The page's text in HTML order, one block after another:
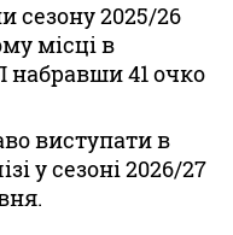
сезону 2025/26
місці в
набравши 41 очко
виступати в
у сезоні 2026/27